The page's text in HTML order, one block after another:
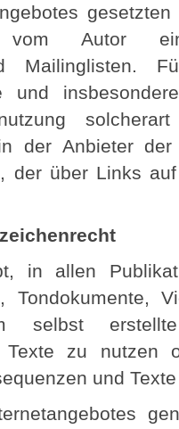
Autor
Mailinglisten.
und
solcherart
der Anbieter
der über Links
in allen
Tondokumente,
selbst erstellte
Texte zu nutzen
und